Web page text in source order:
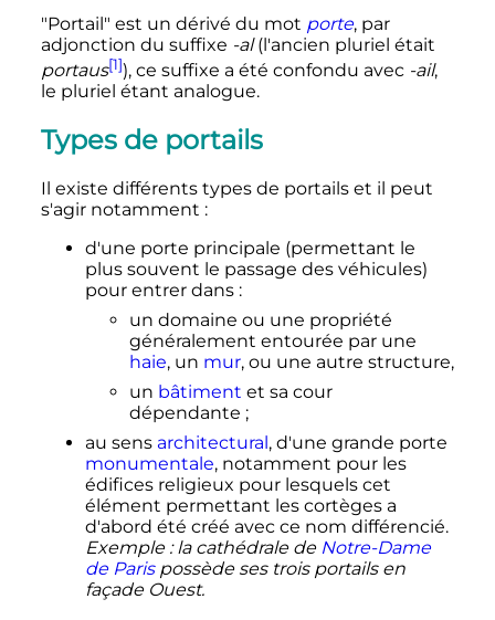
"Portail" est un dérivé du mot porte, par
adjonction du suffixe -al(l'ancien pluriel était
portaus[1]), ce suffixe a été confondu avec -ail,
le pluriel étant analogue.
Types de portails
Il existe différents types de portails et il peut
s'agir notamment :
d'une porte principale (permettant le
plus souvent le passage des véhicules)
pour entrer dans :
un domaine ou une propriété
généralement entourée par une
haie, un mur, ou une autre structure,
un bâtiment et sa cour
dépendante ;
au sens architectural, d'une grande porte
monumentale, notamment pour les
édifices religieux pour lesquels cet
élément permettant les cortèges a
d'abord été créé avec ce nom différencié.
Exemple : la cathédrale de Notre-Dame
de Parispossède ses trois portails en
façade Ouest.